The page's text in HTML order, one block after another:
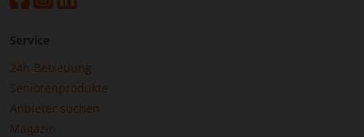
Service
24h-Betreuung
Seniorenprodukte
Anbieter suchen
Magazin